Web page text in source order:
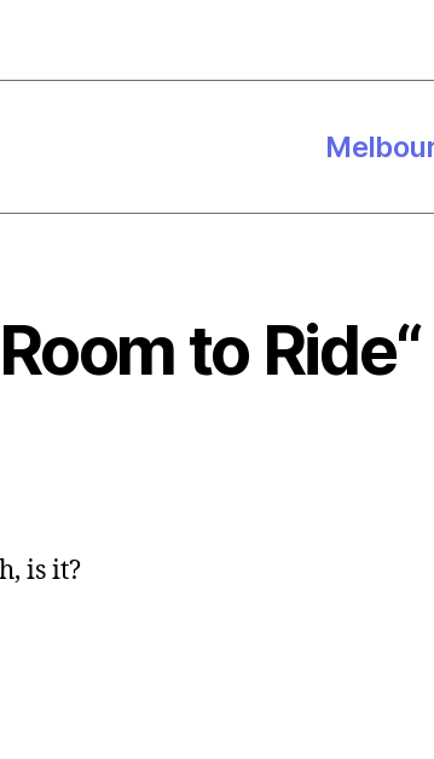
to Ride“
is it?